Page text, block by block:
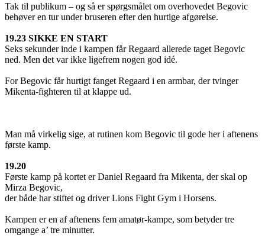
Tak til publikum – og så er spørgsmålet om overhovedet Begovic
behøver en tur under bruseren efter den hurtige afgørelse.
19.23 SIKKE EN START
Seks sekunder inde i kampen får Regaard allerede taget Begovic
ned. Men det var ikke ligefrem nogen god idé.
For Begovic får hurtigt fanget Regaard i en armbar, der tvinger
Mikenta-fighteren til at klappe ud.
Man må virkelig sige, at rutinen kom Begovic til gode her i aftenens
første kamp.
19.20
Første kamp på kortet er Daniel Regaard fra Mikenta, der skal op
Mirza Begovic,
der både har stiftet og driver Lions Fight Gym i Horsens.
Kampen er en af aftenens fem amatør-kampe, som betyder tre
omgange a’ tre minutter.